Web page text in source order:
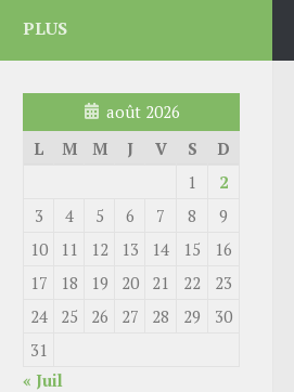
PLUS
août 2026
L
M M J V S
D
1
2
3
4 5 6 7 8
9
10
11 12 13 14 15
16
17
18 19 20 21 22
23
24
25 26 27 28 29
30
31
« Juil